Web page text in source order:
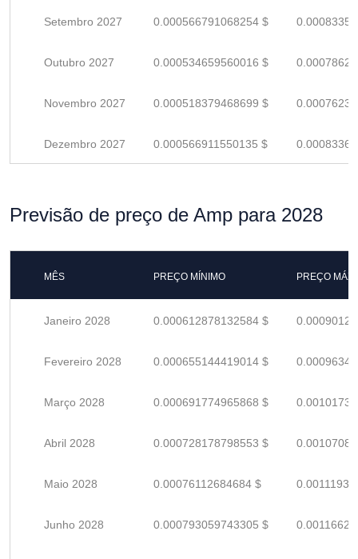
Setembro 2027 0.000566791068254 $
Outubro 2027 0.000534659560016 $
Novembro 2027 0.000518379468699 $
Dezembro 2027 0.000566911550135 $
Previsão de preço de Amp para 2028
MÊS PREÇO MÍNIMO PREÇO
Janeiro 2028 0.000612878132584 $
Fevereiro 2028 0.000655144419014 $
Março 2028 0.000691774965868 $
Abril 2028 0.000728178798553 $
Maio 2028 0.00076112684684 $
Junho 2028 0.000793059743305 $